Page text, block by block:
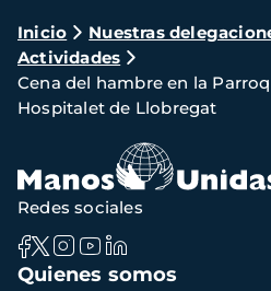
Ruta
de
navegación
Inicio Nuestras
Actividades
Cena del hambre en la
Hospitalet de Llobregat
Navegación
Quienes somos
Redes sociales